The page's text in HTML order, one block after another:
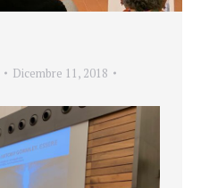
Dicembre 11, 2018